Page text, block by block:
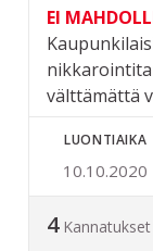
EI
välttämättä
LUONTIAIKA
10.10.2020
4 Kannatukset